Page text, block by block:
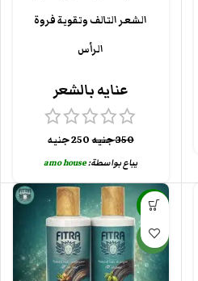
الشعر التالف وتقوية فروة
الرأس
عنايه بالشعر
350جنيه250جنيه
يباع بواسطة:amo house
-20%
جديد